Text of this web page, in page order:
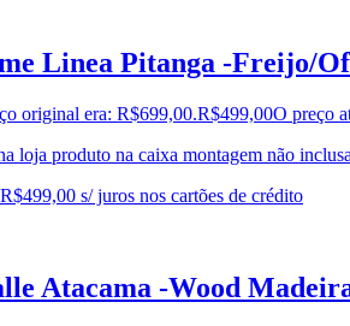
Linea Pitanga -Freijo/
original era: R$699,00.R$499,00O preço
loja produto na caixa montagem não inclusa
s/ juros nos cartões de crédito
Atacama -Wood